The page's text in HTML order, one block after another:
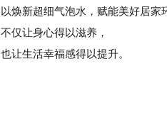
以焕新超细气泡水，赋能美好居家
不仅让身心得以滋养，
也让生活幸福感得以提升。